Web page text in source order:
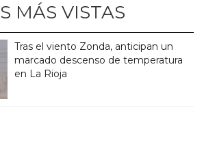
MÁS VISTAS
Tras el viento Zonda, anticipan un
marcado descenso de temperatura
en La Rioja